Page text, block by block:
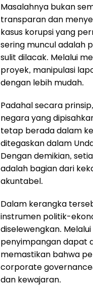
Masalahnya bukan
transparan dan
kasus korupsi yang
sering muncul adalah
sulit dilacak. Melalui
proyek, manipulasi
dengan lebih mudah.
Padahal secara
negara yang
tetap berada dalam
ditegaskan dalam
Dengan demikian,
adalah bagian dari
akuntabel.
Dalam kerangka
instrumen politik-
diselewengkan.
penyimpangan dapat
memastikan bahwa
corporate
dan kewajaran.